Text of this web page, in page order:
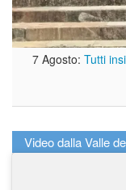
7 Agosto: Tutti
Video dalla Valle